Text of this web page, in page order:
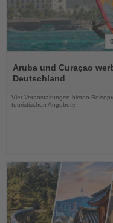
Sie
die
Aruba und Curaçao
Deutschland
Vier Veranstaltungen bieten
touristischen Angebote